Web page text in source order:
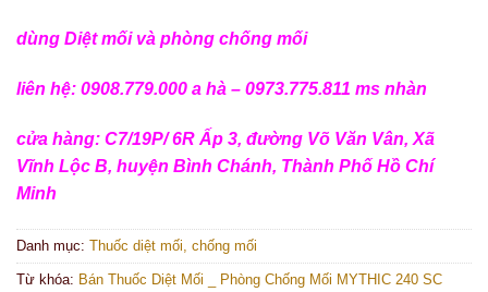
dùng Diệt mối và phòng chống mối
liên hệ: 0908.779.000 a hà – 0973.775.811 ms nhàn
cửa hàng: C7/19P/ 6R Ấp 3, đường Võ Văn Vân, Xã
Vĩnh Lộc B, huyện Bình Chánh, Thành Phố Hồ Chí
Minh
Danh mục: Thuốc diệt mối, chống mối
Từ khóa: Bán Thuốc Diệt Mối _ Phòng Chống Mối MYTHIC 240 SC